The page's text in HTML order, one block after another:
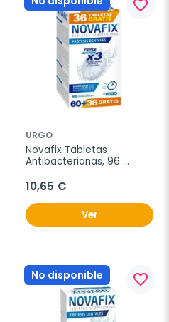
favorite_border
URGO
Novafix Tabletas
Antibacterianas, 96
10,65 €
Ver
No disponible favorite_border